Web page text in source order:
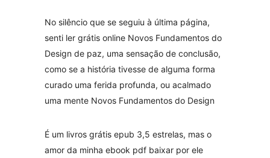
No silêncio que se seguiu à última página,
senti ler grátis online Novos Fundamentos do
Design de paz, uma sensação de conclusão,
como se a história tivesse de alguma forma
curado uma ferida profunda, ou acalmado
uma mente Novos Fundamentos do Design
É um livros grátis epub 3,5 estrelas, mas o
amor da minha ebook pdf baixar por ele